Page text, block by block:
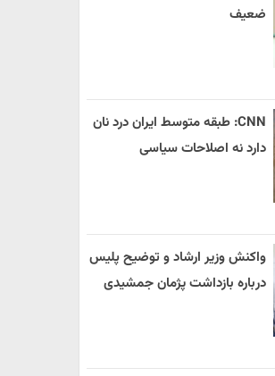
ضعیف
CNN: طبقه متوسط ایران درد نان
دارد نه اصلاحات سیاسی
واکنش وزیر ارشاد و توضیح پلیس
درباره بازداشت پژمان جمشیدی